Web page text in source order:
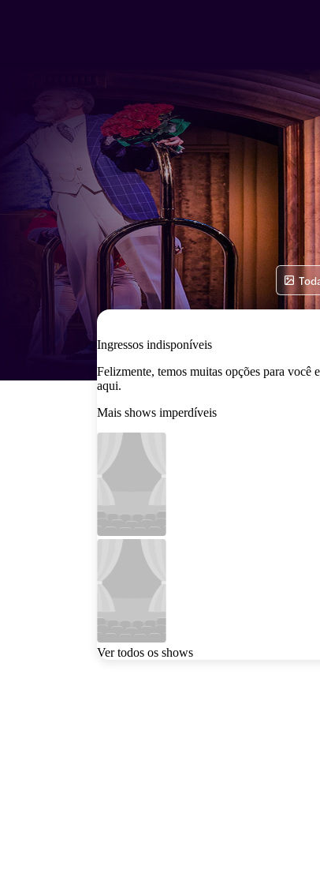
Ingressos indisponíveis
Felizmente, temos muitas opções para você
aqui.
Mais shows imperdíveis
Ver todos os shows